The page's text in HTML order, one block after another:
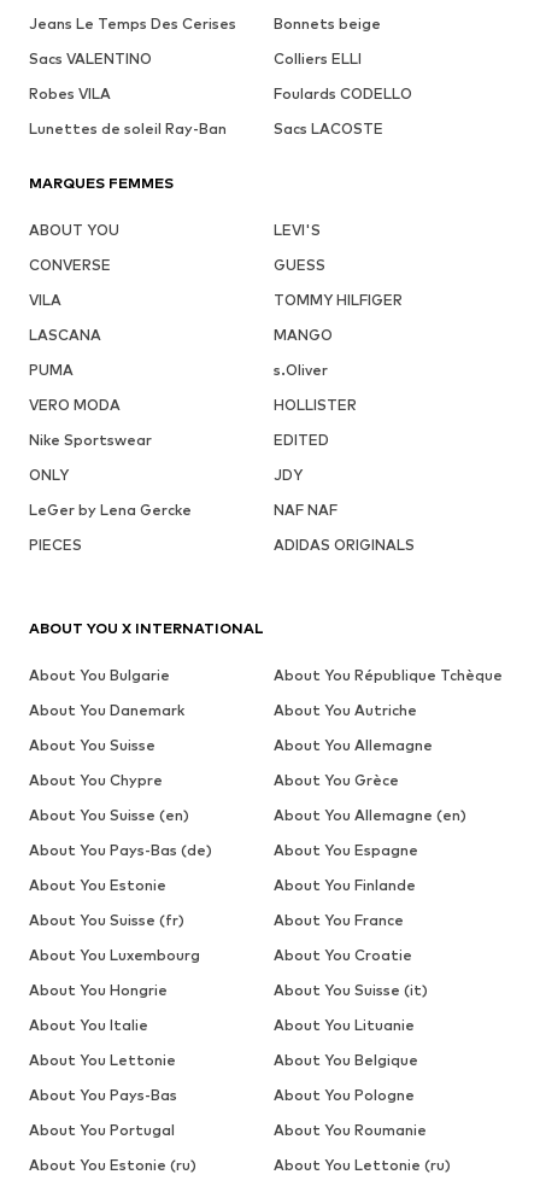
Jeans Le Temps Des Cerises
Bonnets beige
Sacs VALENTINO
Colliers ELLI
Robes VILA
Foulards CODELLO
Lunettes de soleil Ray-Ban
Sacs LACOSTE
MARQUES FEMMES
ABOUT YOU
LEVI'S
CONVERSE
GUESS
VILA
TOMMY HILFIGER
LASCANA
MANGO
PUMA
s.Oliver
VERO MODA
HOLLISTER
Nike Sportswear
EDITED
ONLY
JDY
LeGer by Lena Gercke
NAF NAF
PIECES
ADIDAS ORIGINALS
ABOUT YOU X INTERNATIONAL
About You Bulgarie
About You République Tchèque
About You Danemark
About You Autriche
About You Suisse
About You Allemagne
About You Chypre
About You Grèce
About You Suisse (en)
About You Allemagne (en)
About You Pays-Bas (de)
About You Espagne
About You Estonie
About You Finlande
About You Suisse (fr)
About You France
About You Luxembourg
About You Croatie
About You Hongrie
About You Suisse (it)
About You Italie
About You Lituanie
About You Lettonie
About You Belgique
About You Pays-Bas
About You Pologne
About You Portugal
About You Roumanie
About You Estonie (ru)
About You Lettonie (ru)